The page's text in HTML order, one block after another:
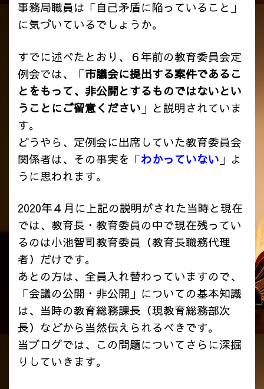
事務局職員は「自己矛盾に陥っていること」
に気づいているでしょうか。
すでに述べたとおり、６年前の教育委員会定
例会では、「市議会に提出する案件であるこ
とをもって、非公開とするものではないとい
うことにご留意ください 」と説明されていま
す。
どうやら、定例会に出席していた教育委員会
関係者は、その事実を「わかっていない 」よ
うに思われます。
2020年４月に上記の説明がされた当時と現在
では、教育長・教育委員の中で現在残ってい
るのは小池智司教育委員（教育長職務代理
者）だけです。
あとの方は、全員入れ替わっていますので、
「会議の公開・非公開」についての基本知識
は、当時の教育総務課長（現教育総務部次
長）などから当然伝えられるべきです。
当ブログでは、この問題についてさらに深掘
りしていきます。